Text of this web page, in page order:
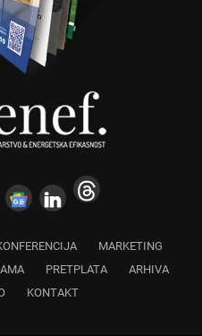
MARKETING
PRETPLATA
ARHIVA
KONTAKT